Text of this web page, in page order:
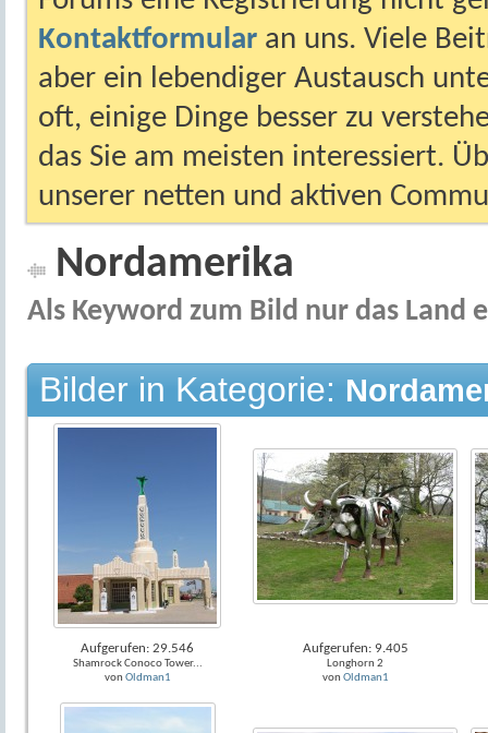
Kontaktformular an uns. Viele
aber ein lebendiger Austausch
oft, einige Dinge besser zu
das Sie am meisten interessiert.
unserer netten und aktiven
Nordamerika
Als Keyword zum Bild nur das Land
Bilder in Kategorie:
Aufgerufen: 29.546
Shamrock Conoco Tower...
von Oldman1
Aufgerufen: 9.405
Longhorn 2
von Oldman1